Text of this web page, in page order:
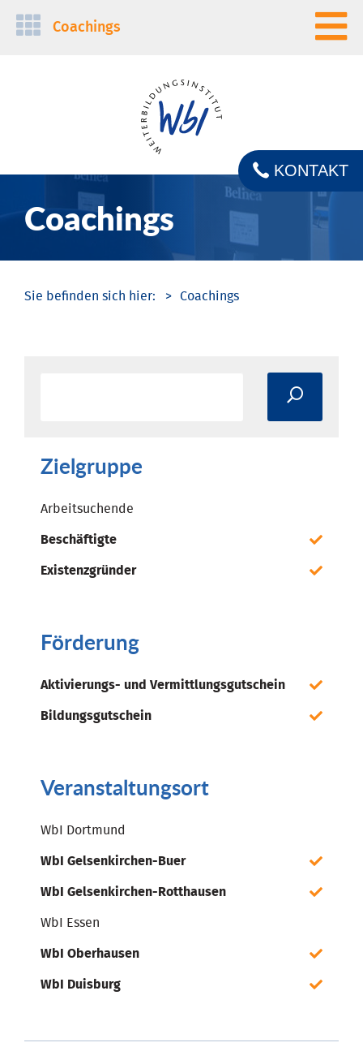
Navigation
Coachings
Coachings
KONTAKT
Coachings
Zielgruppe
Arbeitsuchende
Beschäftigte
Existenzgründer
Förderung
Aktivierungs- und Vermittlungsgutschein
Bildungsgutschein
Veranstaltungsort
WbI Dortmund
WbI Gelsenkirchen-Buer
WbI Gelsenkirchen-Rotthausen
WbI Essen
WbI Oberhausen
WbI Duisburg